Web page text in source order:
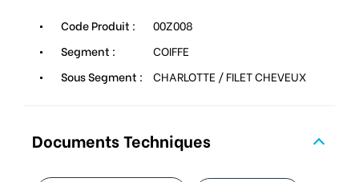
Code Produit :
00Z008
Segment :
COIFFE
Sous Segment :
CHARLOTTE / FILET CHEVEUX
Documents Techniques